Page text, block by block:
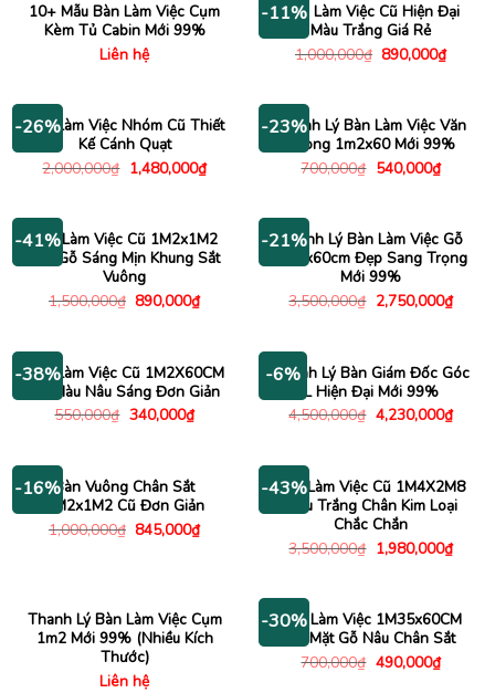
10+ Mẫu Bàn Làm Việc Cụm
Kèm Tủ Cabin Mới 99%
Liên hệ
-11%Bàn Làm Việc Cũ Hiện Đại
Màu Trắng Giá Rẻ
1,000,000₫ Giá
890,000₫Giá
hiện
-26%
Bàn Làm Việc Nhóm Cũ Thiết
Kế Cánh Quạt
2,000,000₫ Giá
gốc
1,480,000₫Giá
hiện
1,480,000₫.
-23%
Thanh Lý Bàn Làm Việc Văn
Phòng 1m2x60 Mới 99%
700,000₫ Giá
540,000₫Giá
hiện
-41%
Bàn Làm Việc Cũ 1M2x1M2
Mặt Gỗ Sáng Mịn Khung Sắt
Vuông
1,500,000₫ Giá
890,000₫Giá
hiện
890,000₫.
-21%
Thanh Lý Bàn Làm Việc Gỗ
1m2x60cm Đẹp Sang Trọng
Mới 99%
3,500,000₫ Giá
gốc
2,750,000₫Giá
hiện
-38%
Bàn Làm Việc Cũ 1M2X60CM
Gỗ Màu Nâu Sáng Đơn Giản
550,000₫ Giá
340,000₫Giá
hiện
340,000₫.
-6%
Thanh Lý Bàn Giám Đốc Góc
L Hiện Đại Mới 99%
4,500,000₫ Giá
gốc
4,230,000₫Giá
hiện
-16%Bàn Vuông Chân Sắt
1M2x1M2 Cũ Đơn Giản
1,000,000₫ Giá
845,000₫Giá
hiện
-43%
Bàn Làm Việc Cũ 1M4X2M8
Màu Trắng Chân Kim Loại
Chắc Chắn
3,500,000₫ Giá
gốc
1,980,000₫Giá
hiện
Thanh Lý Bàn Làm Việc Cụm
1m2 Mới 99% (Nhiều Kích
Thước)
Liên hệ
-30%
Bàn Làm Việc 1M35x60CM
Cũ Mặt Gỗ Nâu Chân Sắt
700,000₫ Giá
490,000₫Giá
hiện